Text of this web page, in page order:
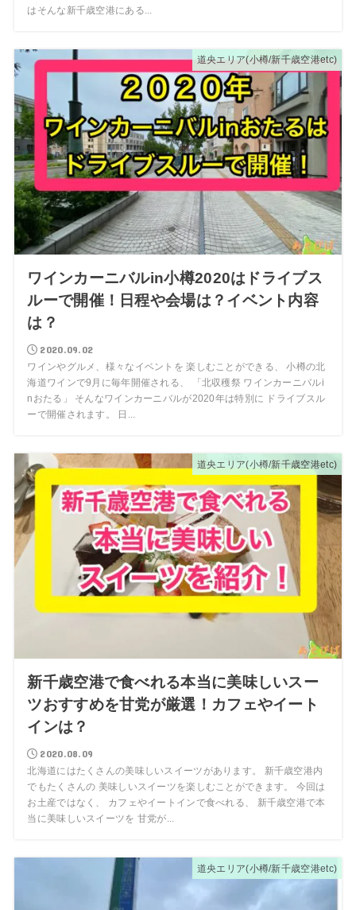
はそんな新千歳空港にある...
道央エリア(小樽/新千歳空港etc)
ワインカーニバルin小樽2020はドライブス
ルーで開催！日程や会場は？イベント内容
は？
2020.09.02
ワインやグルメ、様々なイベントを 楽しむことができる、 小樽の北
海道ワインで9月に毎年開催される、 「北収穫祭 ワインカーニバルi
nおたる」 そんなワインカーニバルが2020年は特別に ドライブスル
ーで開催されます。 日...
道央エリア(小樽/新千歳空港etc)
新千歳空港で食べれる本当に美味しいスー
ツおすすめを甘党が厳選！カフェやイート
インは？
2020.08.09
北海道にはたくさんの美味しいスイーツがあります。 新千歳空港内
でもたくさんの 美味しいスイーツを楽しむことができます。 今回は
お土産ではなく、 カフェやイートインで食べれる、 新千歳空港で本
当に美味しいスイーツを 甘党が...
道央エリア(小樽/新千歳空港etc)